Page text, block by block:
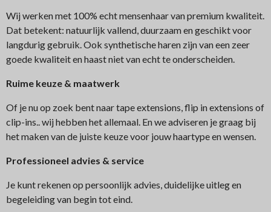
Wij werken met 100% echt mensenhaar van premium kwaliteit.
Dat betekent: natuurlijk vallend, duurzaam en geschikt voor
langdurig gebruik. Ook synthetische haren zijn van een zeer
goede kwaliteit en haast niet van echt te onderscheiden.
Ruime keuze & maatwerk
Of je nu op zoek bent naar tape extensions, flip in extensions of
clip-ins.. wij hebben het allemaal. En we adviseren je graag bij
het maken van de juiste keuze voor jouw haartype en wensen.
Professioneel advies & service
Je kunt rekenen op persoonlijk advies, duidelijke uitleg en
begeleiding van begin tot eind.